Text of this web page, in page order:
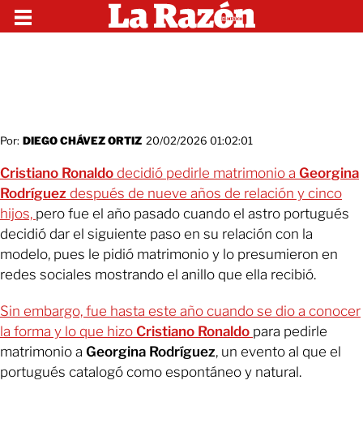
Por: DIEGO CHÁVEZ ORTIZ 20/02/2026 01:02:01
Cristiano Ronaldo decidió pedirle matrimonio a Georgina
Rodríguez después de nueve años de relación y cinco
hijos, pero fue el año pasado cuando el astro portugués
decidió dar el siguiente paso en su relación con la
modelo, pues le pidió matrimonio y lo presumieron en
redes sociales mostrando el anillo que ella recibió.
Sin embargo, fue hasta este año cuando se dio a conocer
la forma y lo que hizo Cristiano Ronaldo para pedirle
matrimonio a Georgina Rodríguez, un evento al que el
portugués catalogó como espontáneo y natural.